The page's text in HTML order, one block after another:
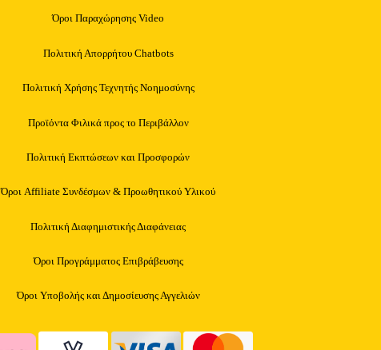
Όροι Παραχώρησης Video
Πολιτική Απορρήτου Chatbots
Πολιτική Χρήσης Τεχνητής Νοημοσύνης
Προϊόντα Φιλικά προς το Περιβάλλον
Πολιτική Εκπτώσεων και Προσφορών
Όροι Affiliate Συνδέσμων & Προωθητικού Υλικού
Πολιτική Διαφημιστικής Διαφάνειας
Όροι Προγράμματος Επιβράβευσης
Όροι Υποβολής και Δημοσίευσης Αγγελιών